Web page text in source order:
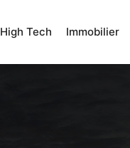
High Tech Immobilier